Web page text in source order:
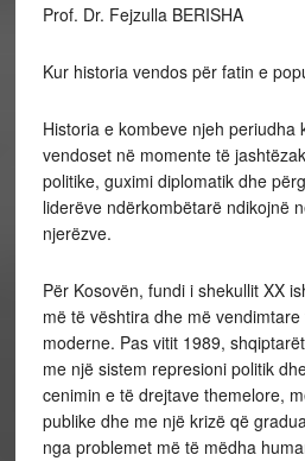
Prof. Dr. Fejzulla BERISHA
Kur historia vendos për fatin e
Historia e kombeve njeh periudha
vendoset në momente të
politike, guximi diplomatik dhe
liderëve ndërkombëtarë ndikojnë
njerëzve.
Për Kosovën, fundi i shekullit XX
më të vështira dhe më
moderne. Pas vitit 1989,
me një sistem represioni politik
cenimin e të drejtave themelore,
publike dhe me një krizë që
nga problemet më të mëdha